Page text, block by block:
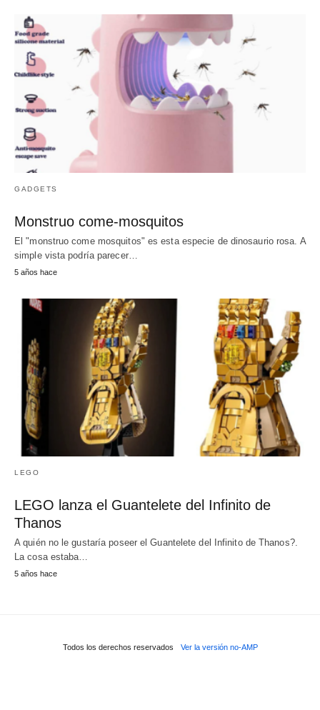
GADGETS
Monstruo come-mosquitos
El "monstruo come mosquitos" es esta especie de dinosaurio rosa. A
simple vista podría parecer…
5 años hace
LEGO
LEGO lanza el Guantelete del Infinito de
Thanos
A quién no le gustaría poseer el Guantelete del Infinito de Thanos?.
La cosa estaba…
5 años hace
Todos los derechos reservados Ver la versión no-AMP